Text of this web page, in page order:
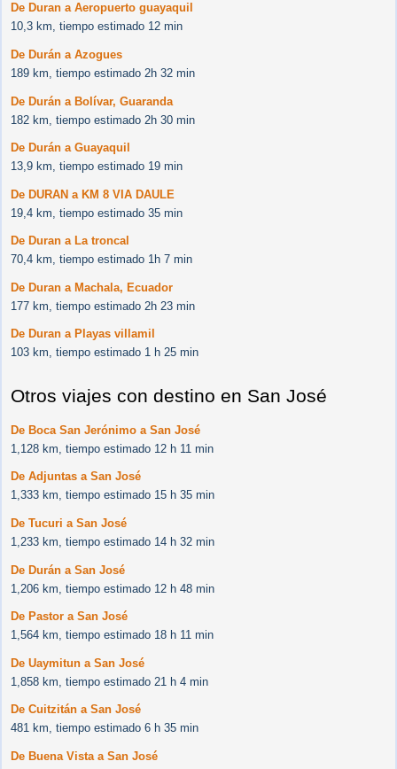
De Duran a Aeropuerto guayaquil
10,3 km, tiempo estimado 12 min
De Durán a Azogues
189 km, tiempo estimado 2h 32 min
De Durán a Bolívar, Guaranda
182 km, tiempo estimado 2h 30 min
De Durán a Guayaquil
13,9 km, tiempo estimado 19 min
De DURAN a KM 8 VIA DAULE
19,4 km, tiempo estimado 35 min
De Duran a La troncal
70,4 km, tiempo estimado 1h 7 min
De Duran a Machala, Ecuador
177 km, tiempo estimado 2h 23 min
De Duran a Playas villamil
103 km, tiempo estimado 1 h 25 min
Otros viajes con destino en San José
De Boca San Jerónimo a San José
1,128 km, tiempo estimado 12 h 11 min
De Adjuntas a San José
1,333 km, tiempo estimado 15 h 35 min
De Tucuri a San José
1,233 km, tiempo estimado 14 h 32 min
De Durán a San José
1,206 km, tiempo estimado 12 h 48 min
De Pastor a San José
1,564 km, tiempo estimado 18 h 11 min
De Uaymitun a San José
1,858 km, tiempo estimado 21 h 4 min
De Cuitzitán a San José
481 km, tiempo estimado 6 h 35 min
De Buena Vista a San José